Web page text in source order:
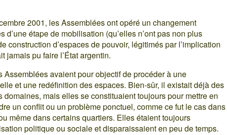
2001, les Assemblées ont opéré un changement
d’une étape de mobilisation (qu’elles n’ont pas non plus
construction d’espaces de pouvoir, légitimés par l’implication
jamais pu faire l’État argentin.
Assemblées avaient pour objectif de procéder à une
et une redéfinition des espaces. Bien-sûr, il existait déjà des
mais elles se constituaient toujours pour mettre en
un conflit ou un problème ponctuel, comme ce fut le cas dans
même dans certains quartiers. Elles étaient toujours
politique ou sociale et disparaissaient en peu de temps.